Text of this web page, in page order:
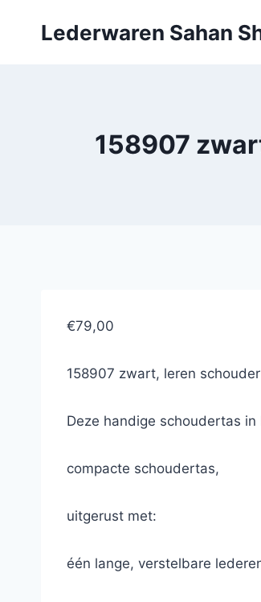
Lederwaren Sahan
158907
€79,00
158907 zwart, leren
Deze handige schoudertas
compacte schoudertas,
uitgerust met:
één lange, verstelbare